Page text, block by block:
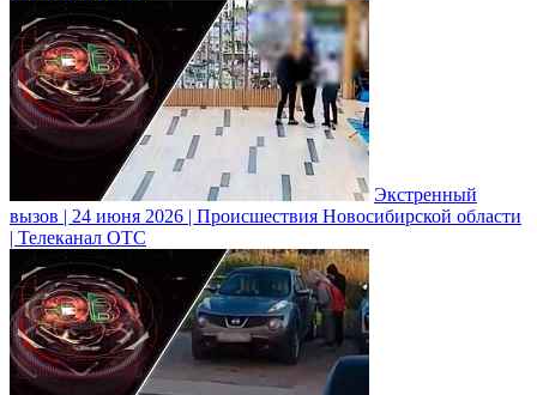
Экстренный
вызов | 24 июня 2026 | Происшествия Новосибирской области
| Телеканал ОТС